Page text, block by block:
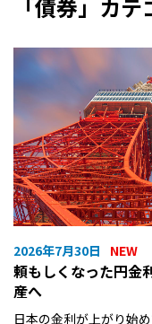
「債券」カ
2026年7月30日
頼もしくなった円金
産へ
日本の金利が上がり始